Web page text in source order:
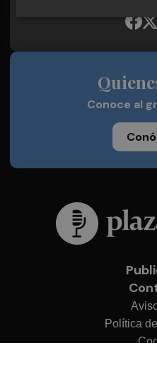
Conoce al
Política